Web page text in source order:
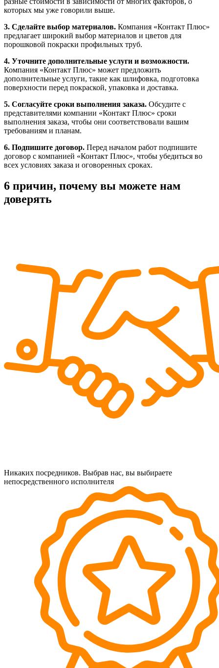
которых мы уже говорили выше.
3. Сделайте выбор материалов. Компания «Контакт Плюс»
предлагает широкий выбор материалов и цветов для
порошковой покраски профильных труб.
4. Уточните дополнительные услуги и возможности.
Компания «Контакт Плюс» может предложить
дополнительные услуги, такие как шлифовка, подготовка
поверхности перед покраской, упаковка и доставка.
5. Согласуйте сроки выполнения заказа. Обсудите с
представителями компании «Контакт Плюс» сроки
выполнения заказа, чтобы они соответствовали вашим
требованиям и планам.
6. Подпишите договор. Перед началом работ подпишите
договор с компанией «Контакт Плюс», чтобы убедиться во
всех условиях заказа и оговоренных сроках.
6 причин, почему вы можете нам
доверять
Никаких посредников. Выбрав нас, вы выбираете
непосредственного исполнителя